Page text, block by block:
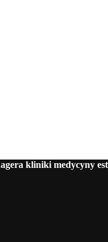
kliniki medycyny